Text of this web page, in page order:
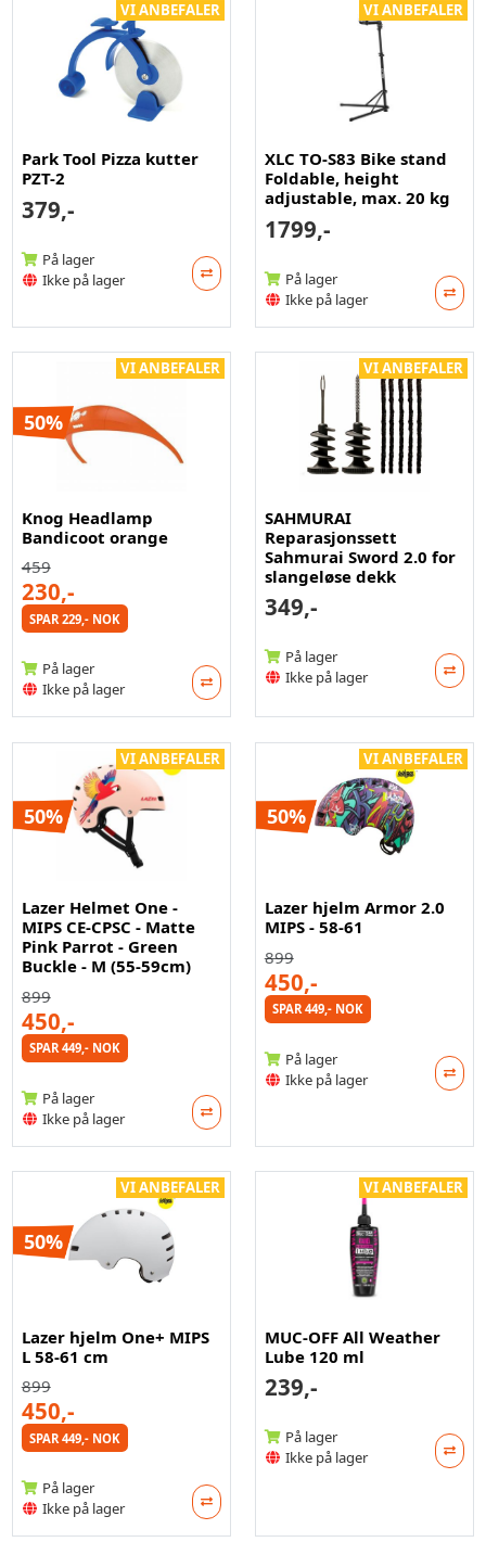
VI ANBEFALER
Park Tool Pizza kutter
PZT-2
379,-
På lager
Ikke på lager
VI ANBEFALER
XLC TO-S83 Bike stand
Foldable, height
adjustable, max. 20 kg
1799,-
På lager
Ikke på lager
VI ANBEFALER
50%
Knog Headlamp
Bandicoot orange
459
230,-
SPAR 229,- NOK
På lager
Ikke på lager
VI ANBEFALER
SAHMURAI
Reparasjonssett
Sahmurai Sword 2.0 for
slangeløse dekk
349,-
På lager
Ikke på lager
VI ANBEFALER
50%
Lazer Helmet One -
MIPS CE-CPSC - Matte
Pink Parrot - Green
Buckle - M (55-59cm)
899
450,-
SPAR 449,- NOK
På lager
Ikke på lager
VI ANBEFALER
50%
Lazer hjelm Armor 2.0
MIPS - 58-61
899
450,-
SPAR 449,- NOK
På lager
Ikke på lager
VI ANBEFALER
50%
Lazer hjelm One+ MIPS
L 58-61 cm
899
450,-
SPAR 449,- NOK
På lager
Ikke på lager
VI ANBEFALER
MUC-OFF All Weather
Lube 120 ml
239,-
På lager
Ikke på lager